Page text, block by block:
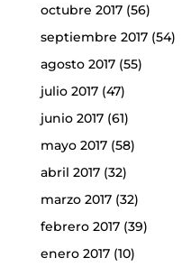
octubre 2017(56)
septiembre 2017(54)
agosto 2017(55)
julio 2017(47)
junio 2017(61)
mayo 2017(58)
abril 2017(32)
marzo 2017(32)
febrero 2017(39)
enero 2017(10)